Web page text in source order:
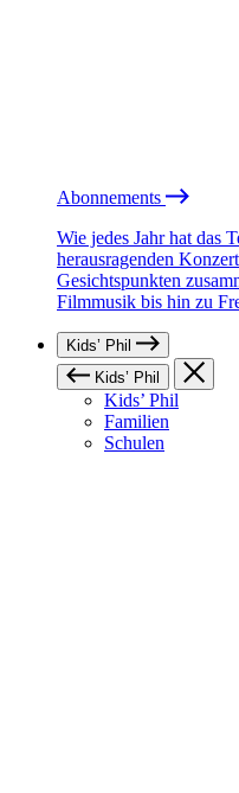
Abonnements
Wie jedes Jahr hat das
herausragenden
Gesichtspunkten
Filmmusik bis hin zu
Kids’ Phil
Kids’ Phil
Kids’ Phil
Familien
Schulen